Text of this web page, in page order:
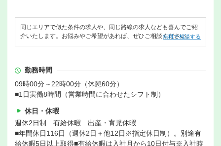
同じエリアで似た条件の求人や、同じ路線の求人なども喜んでご紹
介いたします。お悩みやご希望があれば、ぜひご相談ください。
無料で相談する
勤務時間
09時00分～22時00分（休憩60分）
■1日実働8時間（営業時間に合わせたシフト制）
休日・休暇
週休2日制 有給休暇 出産・育児休暇
■年間休日116日（週休2日＋他12日※指定休日制）。別途有
給休暇5日以上取得■有給休暇は入社月から10日付与※入社時